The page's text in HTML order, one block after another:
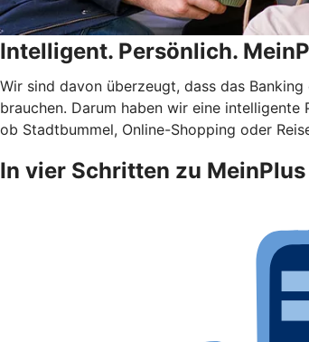
Intelligent. Persönlich.
Wir sind davon überzeugt, dass das
brauchen. Darum haben wir eine
ob Stadtbummel, Online-Shopping oder
In vier Schritten zu MeinPlus